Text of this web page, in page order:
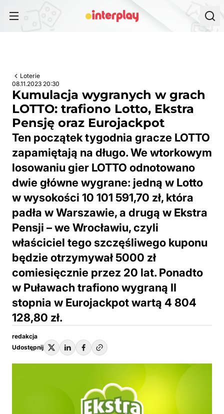
Loterie
08.11.2023 20:30
Kumulacja wygranych w grach
LOTTO: trafiono Lotto, Ekstra
Pensję oraz Eurojackpot
Ten początek tygodnia gracze LOTTO
zapamiętają na długo. We wtorkowym
losowaniu gier LOTTO odnotowano
dwie główne wygrane: jedną w Lotto
w wysokości 10 101 591,70 zł, która
padła w Warszawie, a drugą w Ekstra
Pensji – we Wrocławiu, czyli
właściciel tego szczęśliwego kuponu
będzie otrzymywał 5000 zł
comiesięcznie przez 20 lat. Ponadto
w Puławach trafiono wygraną II
stopnia w Eurojackpot wartą 4 804
128,80 zł.
redakcja
Udostępnij